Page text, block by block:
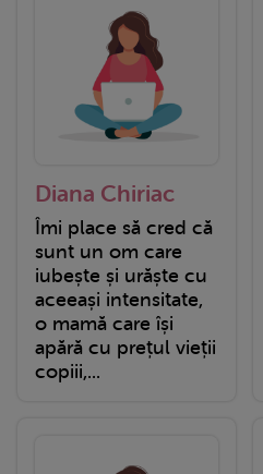
Diana Chiriac
Îmi place să cred că
sunt un om care
iubește și urăște cu
aceeași intensitate,
o mamă care își
apără cu prețul vieții
copiii,...